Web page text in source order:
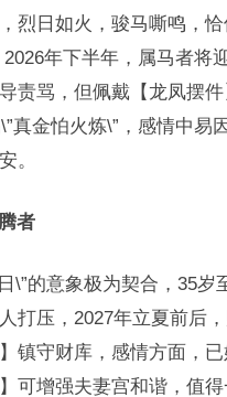
烈日如火，骏马嘶鸣，
2026年下半年，属马者
责骂，但佩戴【龙凤摆
真金怕火炼\”，感情中
。
者
\”的意象极为契合，35
打压，2027年立夏前后
镇守财库，感情方面，
可增强夫妻宫和谐，值